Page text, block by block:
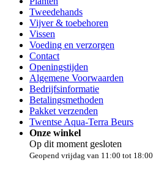
Tweedehands
Vijver & toebehoren
Vissen
Voeding en verzorgen
Contact
Openingstijden
Algemene Voorwaarden
Bedrijfsinformatie
Betalingsmethoden
Pakket verzenden
Twentse Aqua-Terra Beurs
Onze winkel
Op dit moment gesloten
Geopend vrijdag van 11:00 tot 18:00